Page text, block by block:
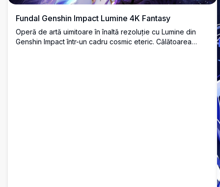
Fundal Genshin Impact Lumine 4K Fantasy
Operă de artă uimitoare în înaltă rezoluție cu Lumine din
Genshin Impact într-un cadru cosmic eteric. Călătoarea